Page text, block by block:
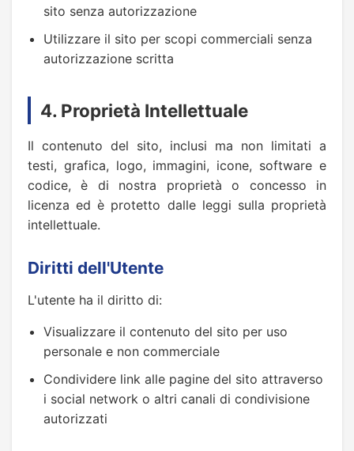
sito senza autorizzazione
Utilizzare il sito per scopi commerciali senza
autorizzazione scritta
4. Proprietà Intellettuale
Il contenuto del sito, inclusi ma non limitati a
testi, grafica, logo, immagini, icone, software e
codice, è di nostra proprietà o concesso in
licenza ed è protetto dalle leggi sulla proprietà
intellettuale.
Diritti dell'Utente
L'utente ha il diritto di:
Visualizzare il contenuto del sito per uso
personale e non commerciale
Condividere link alle pagine del sito attraverso
i social network o altri canali di condivisione
autorizzati